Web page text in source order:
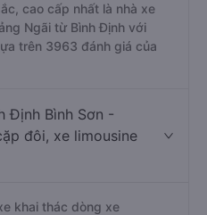
cao cấp nhất là nhà xe
Ngãi từ Bình Định với
trên 3963 đánh giá của
Định Bình Sơn -
đôi, xe limousine
khai thác dòng xe